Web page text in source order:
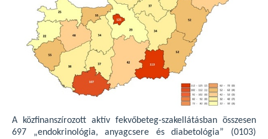
A közfinanszírozott aktív fekvőbeteg-szakellátásban összesen
697 „endokrinológia, anyagcsere és diabetológia” (0103)